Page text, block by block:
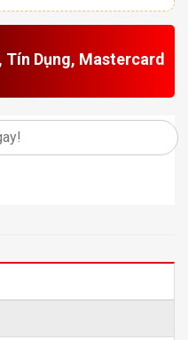
Tín Dụng, Mastercard